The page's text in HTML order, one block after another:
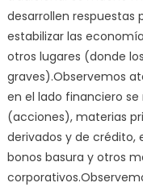
desarrollen respuestas
estabilizar las
otros lugares (donde
graves).Observemos
en el lado financiero
(acciones), materias
derivados y de crédito,
bonos basura y otros